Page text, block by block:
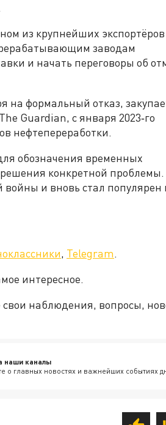
из крупнейших экспортёров
заводам
и начать переговоры об
на формальный отказ,
Guardian, с января 2023‑го
нефтепереработки.
обозначения временных
конкретной
и вновь стал популярен
, Telegram.
интересное.
наблюдения, вопросы,
наши каналы
о главных новостях и важнейших событиях